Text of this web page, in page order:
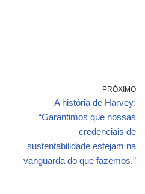
PRÓXIMO
A história de Harvey:
“Garantimos que nossas
credenciais de
sustentabilidade estejam na
vanguarda do que fazemos.”